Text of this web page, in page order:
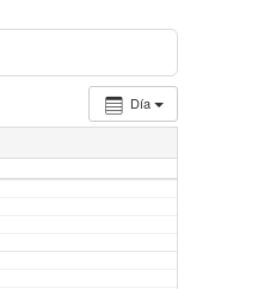
Día